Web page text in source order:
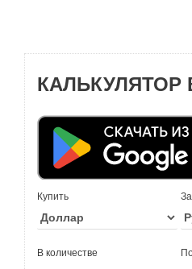
КАЛЬКУЛЯТОР
Купить За
В количестве